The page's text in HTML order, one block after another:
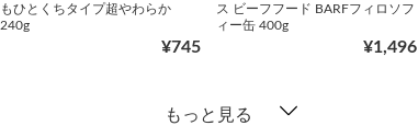
もひとくちタイプ超やわらか
240g
¥745
ス ビーフフード BARFフィロソフ
ィー缶 400g
¥1,496
もっと見る